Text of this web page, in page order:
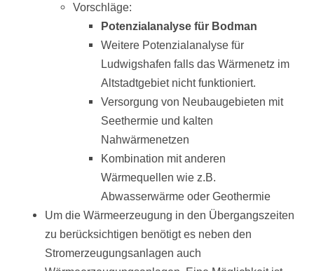
Vorschläge:
Potenzialanalyse für Bodman
Weitere Potenzialanalyse für
Ludwigshafen falls das Wärmenetz im
Altstadtgebiet nicht funktioniert.
Versorgung von Neubaugebieten mit
Seethermie und kalten
Nahwärmenetzen
Kombination mit anderen
Wärmequellen wie z.B.
Abwasserwärme oder Geothermie
Um die Wärmeerzeugung in den Übergangszeiten
zu berücksichtigen benötigt es neben den
Stromerzeugungsanlagen auch